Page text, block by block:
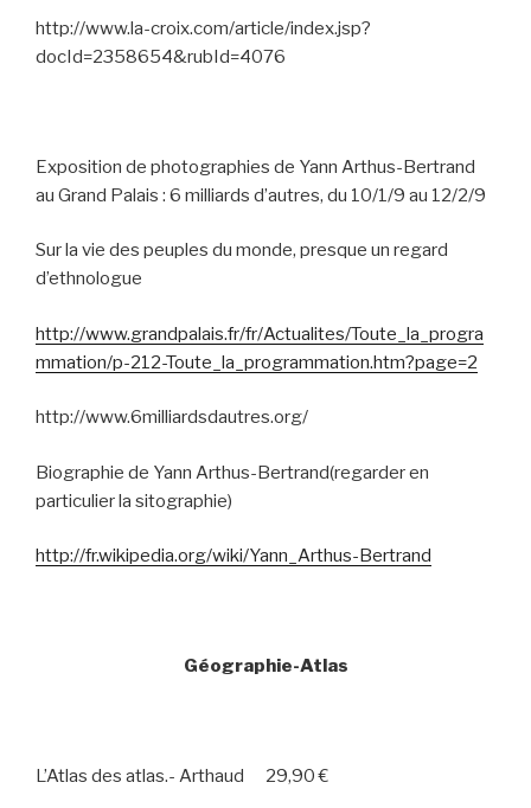
http://www.la-croix.com/article/index.jsp?
docId=2358654&rubId=4076
Exposition de photographies de Yann Arthus-Bertrand
au Grand Palais : 6 milliards d’autres, du 10/1/9 au 12/2/9
Sur la vie des peuples du monde, presque un regard
d’ethnologue
http://www.grandpalais.fr/fr/Actualites/Toute_la_progra
mmation/p-212-Toute_la_programmation.htm?page=2
http://www.6milliardsdautres.org/
Biographie de Yann Arthus-Bertrand(regarder en
particulier la sitographie)
http://fr.wikipedia.org/wiki/Yann_Arthus-Bertrand
Géographie-Atlas
L’Atlas des atlas.- Arthaud 29,90 €